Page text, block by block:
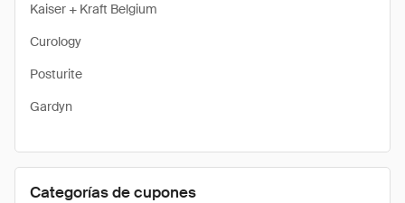
Kaiser + Kraft Belgium
Curology
Posturite
Gardyn
Categorías de cupones